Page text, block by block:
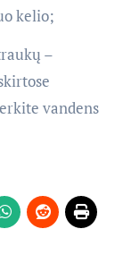
kelio;
–
vandens